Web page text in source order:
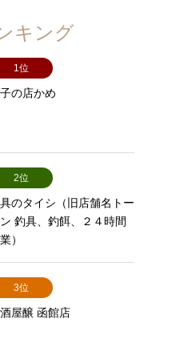
キング
1位
の店かめ
2位
のタイシ（旧店舗名トー
釣具、釣餌、２４時間
）
3位
屋醸 函館店